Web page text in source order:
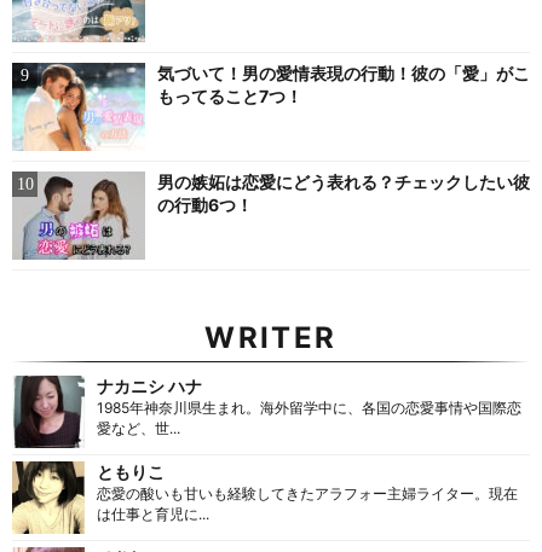
気づいて！男の愛情表現の行動！彼の「愛」がこ
もってること7つ！
男の嫉妬は恋愛にどう表れる？チェックしたい彼
の行動6つ！
WRITER
ナカニシ ハナ
1985年神奈川県生まれ。海外留学中に、各国の恋愛事情や国際恋
愛など、世...
ともりこ
恋愛の酸いも甘いも経験してきたアラフォー主婦ライター。現在
は仕事と育児に...